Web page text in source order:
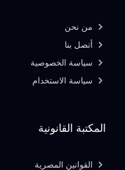
المكتبة القانونية
القوانين المصرية
من نحن
أتصل بنا
سياسة الخصوصية
سياسة الاستخدام